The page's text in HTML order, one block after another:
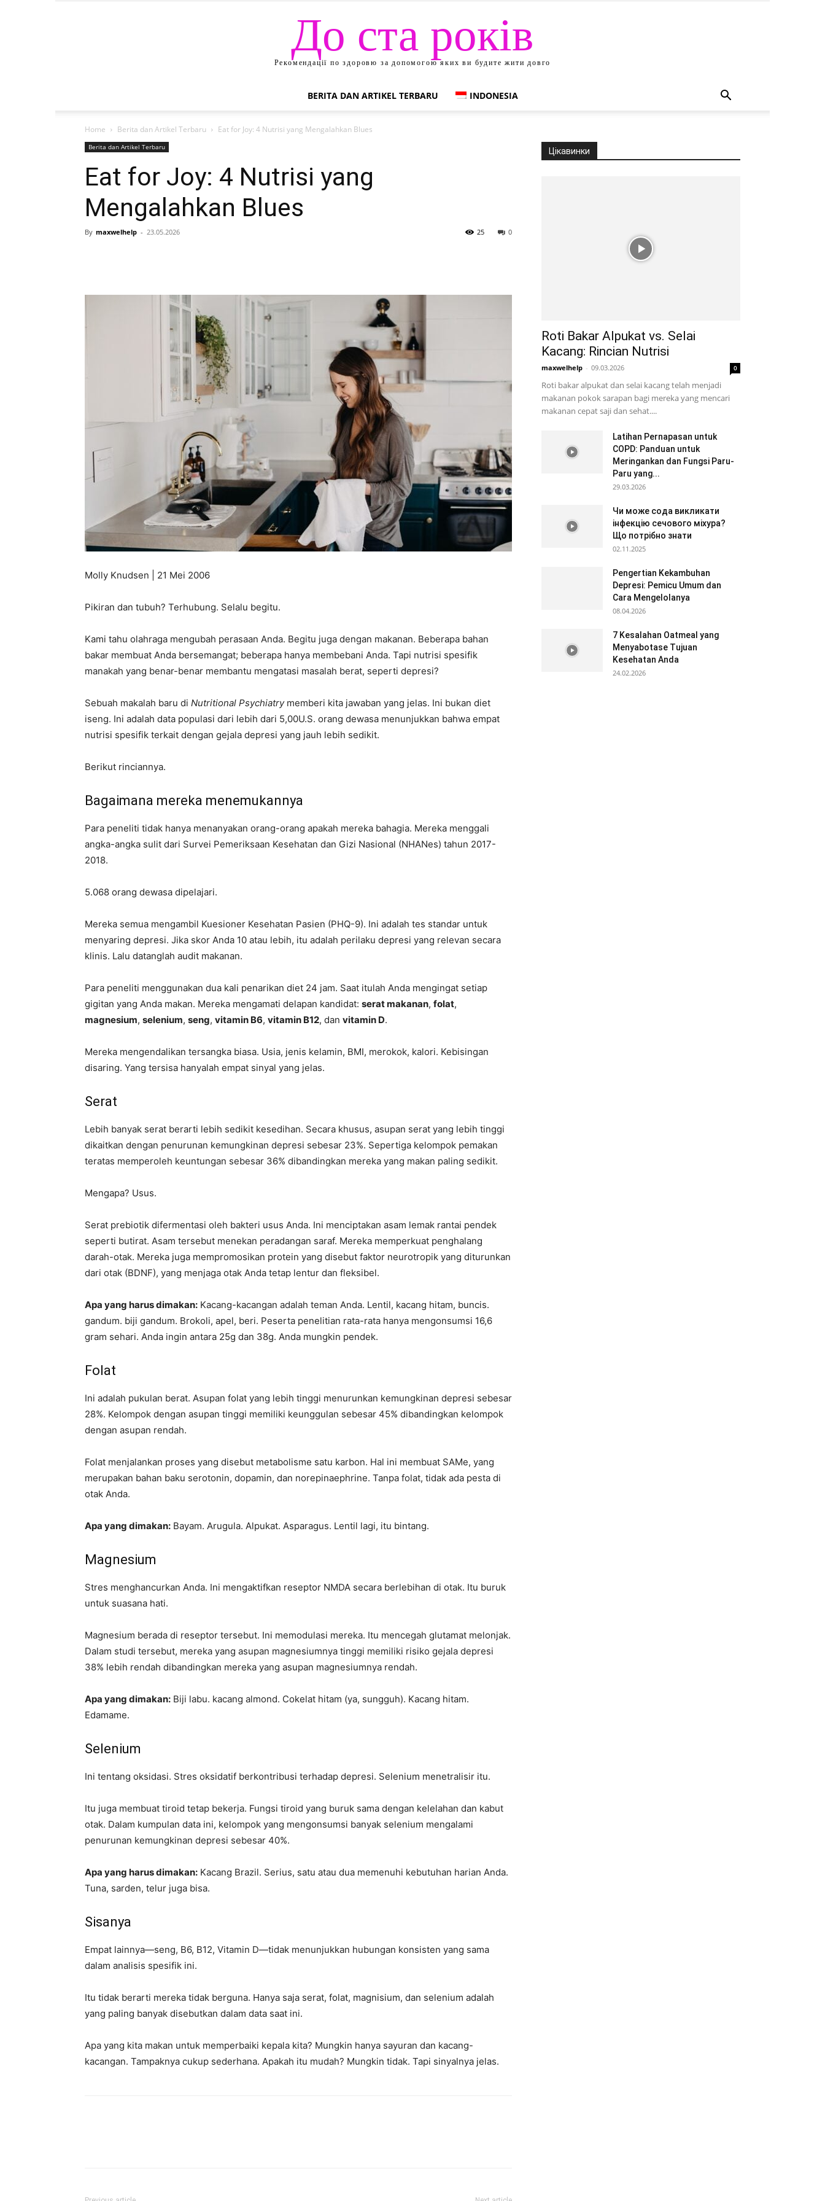
До ста років
Рекомендації по здоровю за допомогою яких ви будите жити довго
BERITA DAN ARTIKEL TERBARU INDONESIA
Home Berita dan Artikel Terbaru Eat for Joy: 4 Nutrisi yang Mengalahkan Blues
Berita dan Artikel Terbaru
Eat for Joy: 4 Nutrisi yang
Mengalahkan Blues
By maxwelhelp - 23.05.2026 0
25
Molly Knudsen | 21 Mei 2006
Pikiran dan tubuh? Terhubung. Selalu begitu.
Kami tahu olahraga mengubah perasaan Anda. Begitu juga dengan makanan. Beberapa bahan
bakar membuat Anda bersemangat; beberapa hanya membebani Anda. Tapi nutrisi spesifik
manakah yang benar-benar membantu mengatasi masalah berat, seperti depresi?
Sebuah makalah baru di Nutritional Psychiatrymemberi kita jawaban yang jelas. Ini bukan diet
iseng. Ini adalah data populasi dari lebih dari 5,00U.S. orang dewasa menunjukkan bahwa empat
nutrisi spesifik terkait dengan gejala depresi yang jauh lebih sedikit.
Berikut rinciannya.
Bagaimana mereka menemukannya
Para peneliti tidak hanya menanyakan orang-orang apakah mereka bahagia. Mereka menggali
angka-angka sulit dari Survei Pemeriksaan Kesehatan dan Gizi Nasional (NHANes) tahun 2017-
2018.
5.068 orang dewasa dipelajari.
Mereka semua mengambil Kuesioner Kesehatan Pasien (PHQ-9). Ini adalah tes standar untuk
menyaring depresi. Jika skor Anda 10 atau lebih, itu adalah perilaku depresi yang relevan secara
klinis. Lalu datanglah audit makanan.
Para peneliti menggunakan dua kali penarikan diet 24 jam. Saat itulah Anda mengingat setiap
gigitan yang Anda makan. Mereka mengamati delapan kandidat: serat makanan, folat,
magnesium, selenium, seng, vitamin B6, vitamin B12, dan vitamin D.
Mereka mengendalikan tersangka biasa. Usia, jenis kelamin, BMI, merokok, kalori. Kebisingan
disaring. Yang tersisa hanyalah empat sinyal yang jelas.
Serat
Lebih banyak serat berarti lebih sedikit kesedihan. Secara khusus, asupan serat yang lebih tinggi
dikaitkan dengan penurunan kemungkinan depresi sebesar 23%. Sepertiga kelompok pemakan
teratas memperoleh keuntungan sebesar 36% dibandingkan mereka yang makan paling sedikit.
Mengapa? Usus.
Serat prebiotik difermentasi oleh bakteri usus Anda. Ini menciptakan asam lemak rantai pendek
seperti butirat. Asam tersebut menekan peradangan saraf. Mereka memperkuat penghalang
darah-otak. Mereka juga mempromosikan protein yang disebut faktor neurotropik yang diturunkan
dari otak (BDNF), yang menjaga otak Anda tetap lentur dan fleksibel.
Apa yang harus dimakan: Kacang-kacangan adalah teman Anda. Lentil, kacang hitam, buncis.
gandum. biji gandum. Brokoli, apel, beri. Peserta penelitian rata-rata hanya mengonsumsi 16,6
gram sehari. Anda ingin antara 25g dan 38g. Anda mungkin pendek.
Folat
Ini adalah pukulan berat. Asupan folat yang lebih tinggi menurunkan kemungkinan depresi sebesar
28%. Kelompok dengan asupan tinggi memiliki keunggulan sebesar 45% dibandingkan kelompok
dengan asupan rendah.
Folat menjalankan proses yang disebut metabolisme satu karbon. Hal ini membuat SAMe, yang
merupakan bahan baku serotonin, dopamin, dan norepinaephrine. Tanpa folat, tidak ada pesta di
otak Anda.
Apa yang dimakan: Bayam. Arugula. Alpukat. Asparagus. Lentil lagi, itu bintang.
Magnesium
Stres menghancurkan Anda. Ini mengaktifkan reseptor NMDA secara berlebihan di otak. Itu buruk
untuk suasana hati.
Magnesium berada di reseptor tersebut. Ini memodulasi mereka. Itu mencegah glutamat melonjak.
Dalam studi tersebut, mereka yang asupan magnesiumnya tinggi memiliki risiko gejala depresi
38% lebih rendah dibandingkan mereka yang asupan magnesiumnya rendah.
Apa yang dimakan: Biji labu. kacang almond. Cokelat hitam (ya, sungguh). Kacang hitam.
Edamame.
Selenium
Ini tentang oksidasi. Stres oksidatif berkontribusi terhadap depresi. Selenium menetralisir itu.
Itu juga membuat tiroid tetap bekerja. Fungsi tiroid yang buruk sama dengan kelelahan dan kabut
otak. Dalam kumpulan data ini, kelompok yang mengonsumsi banyak selenium mengalami
penurunan kemungkinan depresi sebesar 40%.
Apa yang harus dimakan: Kacang Brazil. Serius, satu atau dua memenuhi kebutuhan harian Anda.
Tuna, sarden, telur juga bisa.
Sisanya
Empat lainnya—seng, B6, B12, Vitamin D—tidak menunjukkan hubungan konsisten yang sama
dalam analisis spesifik ini.
Itu tidak berarti mereka tidak berguna. Hanya saja serat, folat, magnisium, dan selenium adalah
yang paling banyak disebutkan dalam data saat ini.
Apa yang kita makan untuk memperbaiki kepala kita? Mungkin hanya sayuran dan kacang-
kacangan. Tampaknya cukup sederhana. Apakah itu mudah? Mungkin tidak. Tapi sinyalnya jelas.
Цікавинки
Roti Bakar Alpukat vs. Selai
Kacang: Rincian Nutrisi
maxwelhelp - 09.03.2026 0
Roti bakar alpukat dan selai kacang telah menjadi
makanan pokok sarapan bagi mereka yang mencari
makanan cepat saji dan sehat....
Latihan Pernapasan untuk
COPD: Panduan untuk
Meringankan dan Fungsi Paru-
Paru yang...
29.03.2026
Чи може сода викликати
інфекцію сечового міхура?
Що потрібно знати
02.11.2025
Pengertian Kekambuhan
Depresi: Pemicu Umum dan
Cara Mengelolanya
08.04.2026
7 Kesalahan Oatmeal yang
Menyabotase Tujuan
Kesehatan Anda
24.02.2026